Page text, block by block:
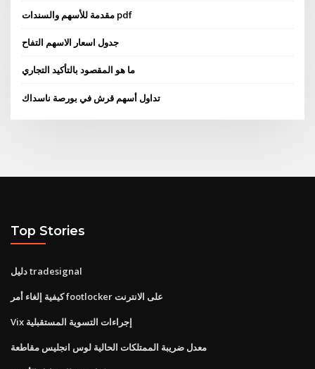
مقدمة للأسهم والسندات pdf
جدول اسعار الاسهم التفاح
ما هو المقصود بالتأكيد التجاري
تداول أسهم قرش في بورصة ناسداك
Top Stories
دليل tradesignal
كيفية إلغاء أمر footlocker على الانترنت
Vix إجراءات التسوية المستقبلية
معدل ضريبة الممتلكات الحالية لوس انجليس مقاطعة